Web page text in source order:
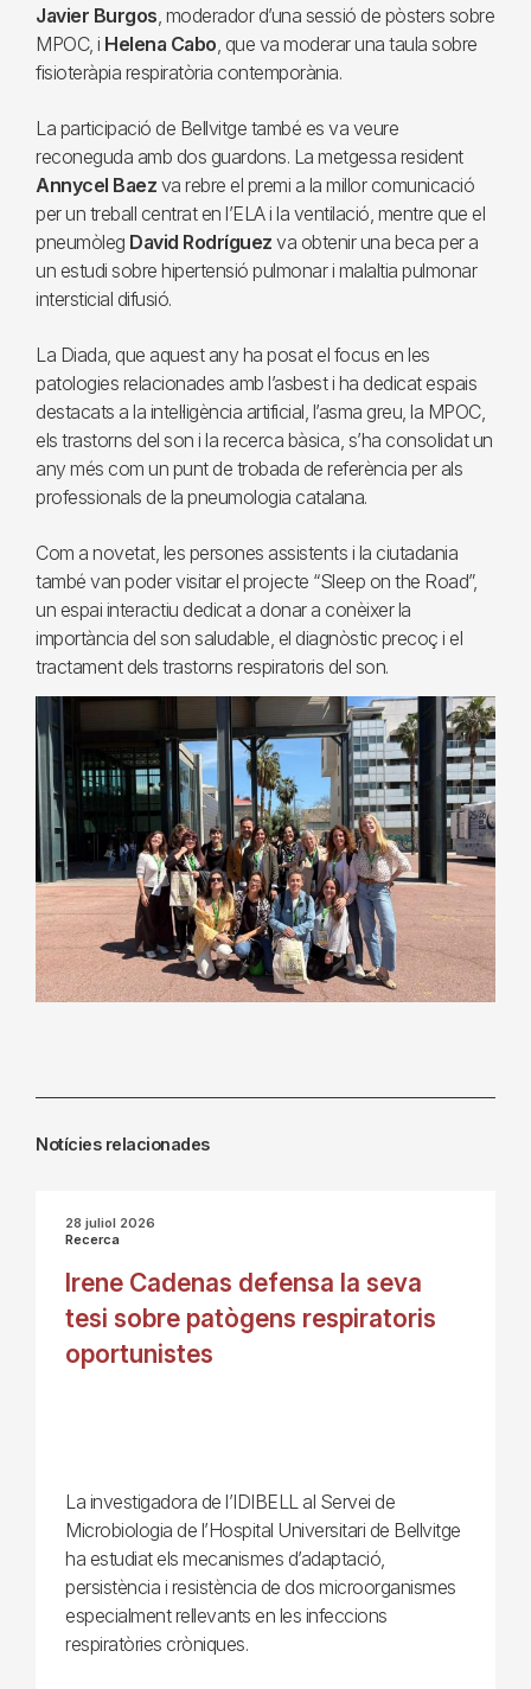
Javier Burgos, moderador d’una sessió de pòsters sobre
MPOC, i Helena Cabo, que va moderar una taula sobre
fisioteràpia respiratòria contemporània.
La participació de Bellvitge també es va veure
reconeguda amb dos guardons. La metgessa resident
Annycel Baez va rebre el premi a la millor comunicació
per un treball centrat en l’ELA i la ventilació, mentre que el
pneumòleg David Rodríguez va obtenir una beca per a
un estudi sobre hipertensió pulmonar i malaltia pulmonar
intersticial difusió.
La Diada, que aquest any ha posat el focus en les
patologies relacionades amb l’asbest i ha dedicat espais
destacats a la intel·ligència artificial, l’asma greu, la MPOC,
els trastorns del son i la recerca bàsica, s’ha consolidat un
any més com un punt de trobada de referència per als
professionals de la pneumologia catalana.
Com a novetat, les persones assistents i la ciutadania
també van poder visitar el projecte “Sleep on the Road”,
un espai interactiu dedicat a donar a conèixer la
importància del son saludable, el diagnòstic precoç i el
tractament dels trastorns respiratoris del son.
Notícies relacionades
28 juliol 2026
Recerca
Irene Cadenas defensa la seva
tesi sobre patògens respiratoris
oportunistes
La investigadora de l’IDIBELL al Servei de
Microbiologia de l’Hospital Universitari de Bellvitge
ha estudiat els mecanismes d’adaptació,
persistència i resistència de dos microorganismes
especialment rellevants en les infeccions
respiratòries cròniques.